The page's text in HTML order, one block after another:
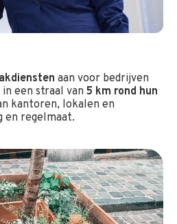
aan voor bedrijven
een straal van 5 km rond hun
kantoren, lokalen en
en regelmaat.